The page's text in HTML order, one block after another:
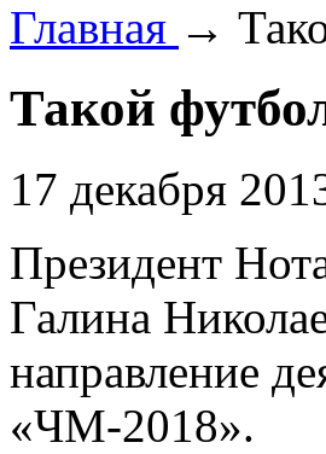
Главная →
Такой
17 декабря
Президент
Галина
направление
«ЧМ-2018».